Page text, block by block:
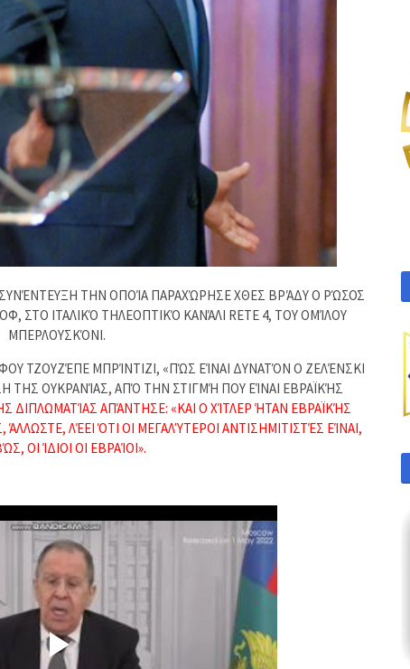
ΤΗΝ ΟΠΟΊΑ ΠΑΡΑΧΏΡΗΣΕ ΧΘΕΣ ΒΡΆΔΥ Ο ΡΏΣΟΣ
ΣΤΟ ΙΤΑΛΙΚΌ ΤΗΛΕΟΠΤΙΚΌ ΚΑΝΆΛΙ RETE 4, ΤΟΥ ΟΜΊΛΟΥ
ΜΠΕΡΛΟΥΣΚΌΝΙ.
ΤΖΟΥΖΈΠΕ ΜΠΡΊΝΤΙΖΙ, «ΠΏΣ ΕΊΝΑΙ ΔΥΝΑΤΌΝ Ο ΖΕΛΈΝΣΚΙ
ΤΗΣ ΟΥΚΡΑΝΊΑΣ, ΑΠΌ ΤΗΝ ΣΤΙΓΜΉ ΠΟΥ ΕΊΝΑΙ ΕΒΡΑΪΚΉΣ
ΔΙΠΛΩΜΑΤΊΑΣ ΑΠΆΝΤΗΣΕ: «ΚΑΙ Ο ΧΊΤΛΕΡ ΉΤΑΝ ΕΒΡΑΪΚΉΣ
ΛΈΕΙ ΌΤΙ ΟΙ ΜΕΓΑΛΎΤΕΡΟΙ ΑΝΤΙΣΗΜΙΤΙΣΤΈΣ ΕΊΝΑΙ,
ΟΙ ΊΔΙΟΙ ΟΙ ΕΒΡΑΊΟΙ».